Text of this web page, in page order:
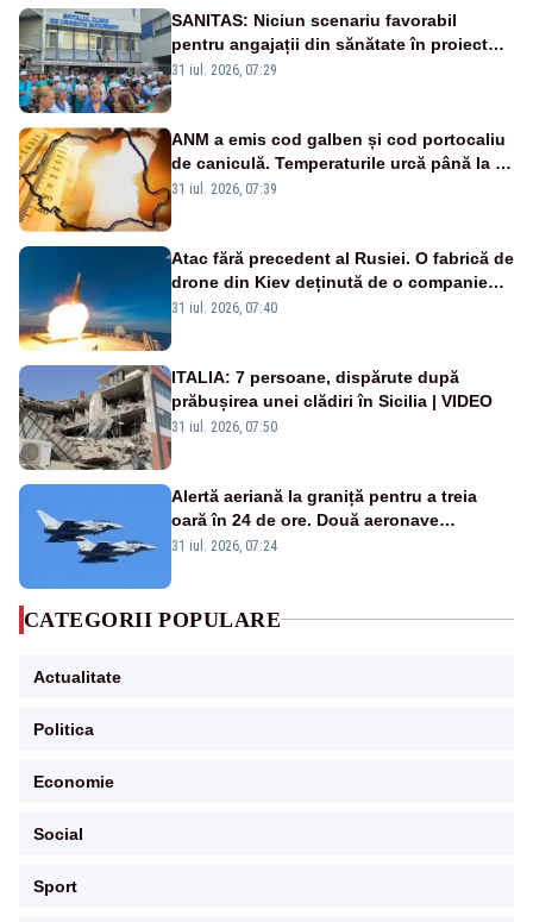
SANITAS: Niciun scenariu favorabil
pentru angajații din sănătate în proiectul
Legii salarizării
31 iul. 2026, 07:29
ANM a emis cod galben și cod portocaliu
de caniculă. Temperaturile urcă până la 38
de grade, iar nopțile devin tropicale
31 iul. 2026, 07:39
Atac fără precedent al Rusiei. O fabrică de
drone din Kiev deținută de o companie
americană, distrusă de o rachetă
31 iul. 2026, 07:40
ITALIA: 7 persoane, dispărute după
prăbușirea unei clădiri în Sicilia | VIDEO
31 iul. 2026, 07:50
Alertă aeriană la graniță pentru a treia
oară în 24 de ore. Două aeronave
Eurofighter britanice au fost ridicate de la
31 iul. 2026, 07:24
CATEGORII POPULARE
Actualitate
Politica
Economie
Social
Sport